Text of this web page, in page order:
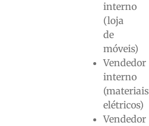
interno
(loja
de
móveis)
Vendedor
interno
(materiais
elétricos)
Vendedor